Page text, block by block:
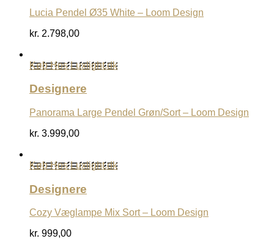
Lucia Pendel Ø35 White – Loom Design
kr. 2.798,00
Køb Hos Luxlight.dk
Designere
Panorama Large Pendel Grøn/Sort – Loom Design
kr. 3.999,00
Køb Hos Luxlight.dk
Designere
Cozy Væglampe Mix Sort – Loom Design
kr. 999,00